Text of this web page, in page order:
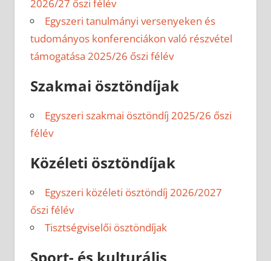
2026/27 őszi félév
Egyszeri tanulmányi versenyeken és
tudományos konferenciákon való részvétel
támogatása 2025/26 őszi félév
Szakmai ösztöndíjak
Egyszeri szakmai ösztöndíj 2025/26 őszi
félév
Közéleti ösztöndíjak
Egyszeri közéleti ösztöndíj 2026/2027
őszi félév
Tisztségviselői ösztöndíjak